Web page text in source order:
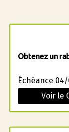
Obtenez un
Échéance
Voir le